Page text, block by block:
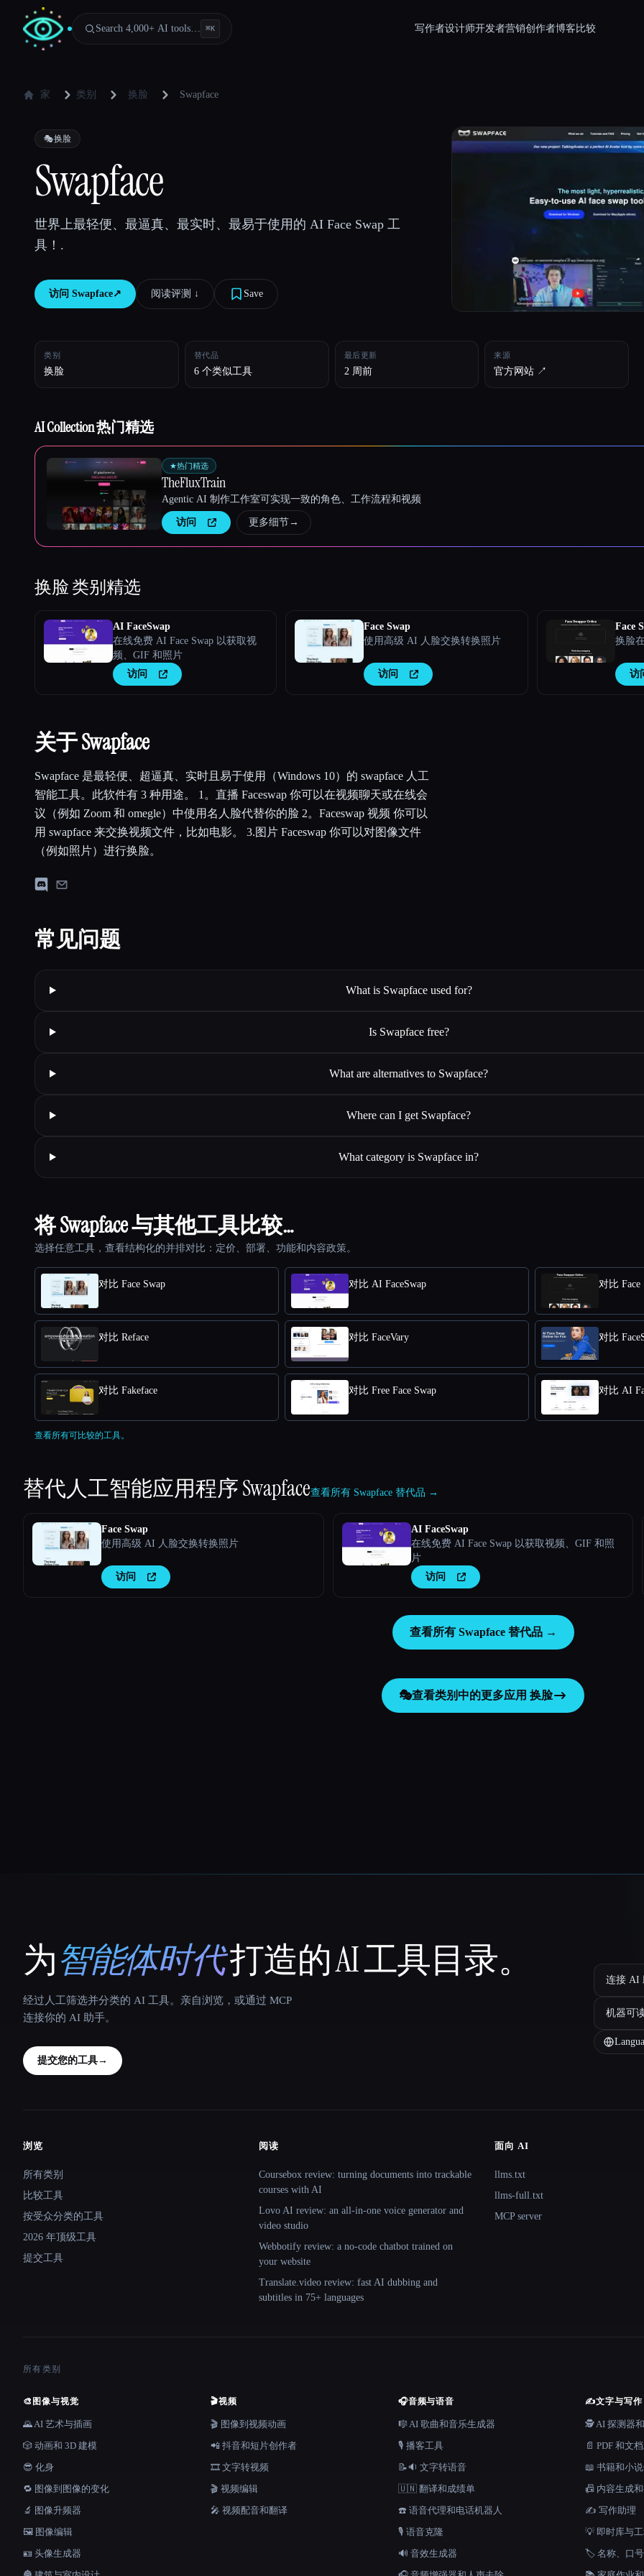
Search 4,000+ AI tools… ⌘K 写作者设计师开发者营销创作者博客 比较
家 类别 换脸 Swapface
🎭换脸
Swapface
世界上最轻便、最逼真、最实时、最易于使用的 AI Face Swap 工
具！.
访问 Swapface↗︎ 阅读评测 ↓︎ Save
类别
换脸
替代品
6 个类似工具
最后更新
2 周前
来源
官方网站 ↗︎
AI Collection 热门精选
★热门精选
TheFluxTrain
Agentic AI 制作工作室可实现一致的角色、工作流程和视频
访问 更多细节→
换脸类别精选
AI FaceSwap
在线免费 AI Face Swap 以获取视
频、GIF 和照片
访问
Face Swap
使用高级 AI 人脸交换转换照片
访问
Face
换脸
访
关于 Swapface
Swapface 是最轻便、超逼真、实时且易于使用（Windows 10）的 swapface 人工
智能工具。此软件有 3 种用途。 1。直播 Faceswap 你可以在视频聊天或在线会
议（例如 Zoom 和 omegle）中使用名人脸代替你的脸 2。Faceswap 视频 你可以
用 swapface 来交换视频文件，比如电影。 3.图片 Faceswap 你可以对图像文件
（例如照片）进行换脸。
常见问题
What is Swapface used for?
Is Swapface free?
What are alternatives to Swapface?
Where can I get Swapface?
What category is Swapface in?
将 Swapface 与其他工具比较…
选择任意工具，查看结构化的并排对比：定价、部署、功能和内容政策。
对比 Face Swap 对比 AI FaceSwap 对比 Face
对比 Reface 对比 FaceVary 对比
对比 Fakeface 对比 Free Face Swap 对比 AI
查看所有可比较的工具。
替代人工智能应用程序Swapface查看所有 Swapface 替代品 →
Face Swap
使用高级 AI 人脸交换转换照片
访问
AI FaceSwap
在线免费 AI Face Swap 以获取视频、GIF 和照
片
访问
查看所有 Swapface 替代品 →
🎭查看类别中的更多应用 换脸
That AI Collection
为智能体时代打造的 AI 工具目录。
经过人工筛选并分类的 AI 工具。亲自浏览，或通过 MCP
连接你的 AI 助手。
提交您的工具→
连接 AI
机器可
Site navigation
浏览
所有类别
比较工具
按受众分类的工具
2026 年顶级工具
提交工具
阅读
Coursebox review: turning documents into trackable
courses with AI
Lovo AI review: an all-in-one voice generator and
video studio
Webbotify review: a no-code chatbot trained on
your website
Translate.video review: fast AI dubbing and
subtitles in 75+ languages
面向 AI
llms.txt
llms-full.txt
MCP server
所有类别
🎨 图像与视觉
🌄 AI 艺术与插画
🎲 动画和 3D 建模
😎 化身
🔁 图像到图像的变化
🔬 图像升频器
🖼️ 图像编辑
🪪 头像生成器
🎬视频
🎬 图像到视频动画
📲 抖音和短片创作者
🎞️ 文字转视频
🎬 视频编辑
🎤 视频配音和翻译
🎧音频与语音
🎼 AI 歌曲和音乐生成器
🎙️ 播客工具
📝🔉 文字转语音
🇺🇳 翻译和成绩单
☎️ 语音代理和电话机器人
🎙️ 语音克隆
🔊 音效生成器
✍️文字与写作
🕵️ AI 探测器
📄 PDF 和文
📖 书籍和小
📠 内容生成
✍️ 写作助理
💡 即时库与
🏷️ 名称、口